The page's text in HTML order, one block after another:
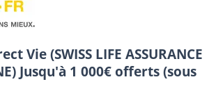
Vie (SWISS LIFE ASSURANCE
Jusqu'à 1 000€ offerts (sous